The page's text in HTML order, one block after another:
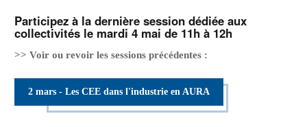
Participez à la dernière session dédiée aux
collectivités le mardi 4 mai de 11h à 12h
>> Voir ou revoir les sessions précédentes :
2 mars - Les CEE dans l'industrie en AURA